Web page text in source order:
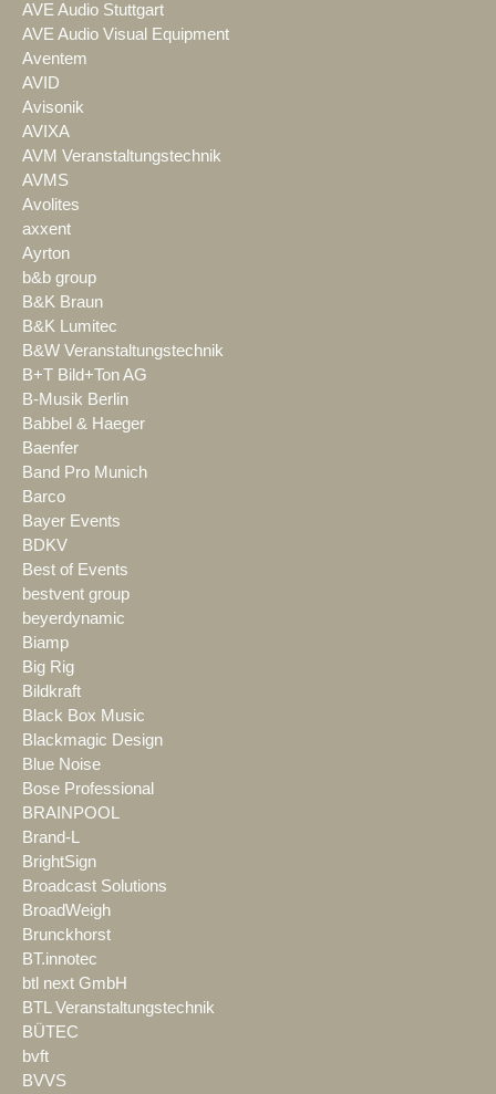
AVE Audio Stuttgart
AVE Audio Visual Equipment
Aventem
AVID
Avisonik
AVIXA
AVM Veranstaltungstechnik
AVMS
Avolites
axxent
Ayrton
b&b group
B&K Braun
B&K Lumitec
B&W Veranstaltungstechnik
B+T Bild+Ton AG
B-Musik Berlin
Babbel & Haeger
Baenfer
Band Pro Munich
Barco
Bayer Events
BDKV
Best of Events
bestvent group
beyerdynamic
Biamp
Big Rig
Bildkraft
Black Box Music
Blackmagic Design
Blue Noise
Bose Professional
BRAINPOOL
Brand-L
BrightSign
Broadcast Solutions
BroadWeigh
Brunckhorst
BT.innotec
btl next GmbH
BTL Veranstaltungstechnik
BÜTEC
bvft
BVVS